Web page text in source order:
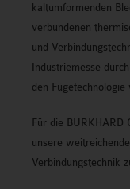
kaltumformenden
verbundenen
und
Industriemesse
den Fügetechnologie
Für die BURKHARD
unsere
Verbindungstechnik